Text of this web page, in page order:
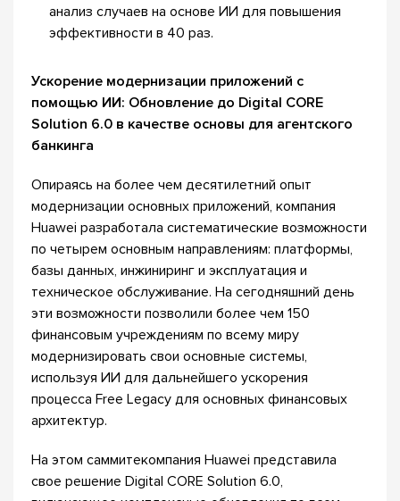
анализ случаев на основе ИИ для повышения
эффективности в 40 раз.
Ускорение модернизации приложений с
помощью ИИ: Обновление до Digital CORE
Solution 6.0 в качестве основы для агентского
банкинга
Опираясь на более чем десятилетний опыт
модернизации основных приложений, компания
Huawei разработала систематические возможности
по четырем основным направлениям: платформы,
базы данных, инжиниринг и эксплуатация и
техническое обслуживание. На сегодняшний день
эти возможности позволили более чем 150
финансовым учреждениям по всему миру
модернизировать свои основные системы,
используя ИИ для дальнейшего ускорения
процесса Free Legacy для основных финансовых
архитектур.
На этом саммитекомпания Huawei представила
свое решение Digital CORE Solution 6.0,